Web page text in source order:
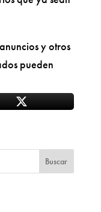
y otros
pueden